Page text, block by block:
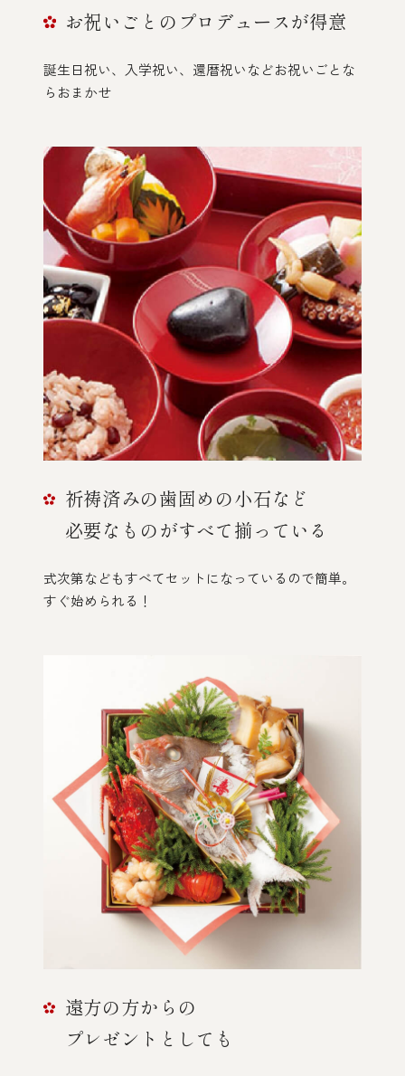
お祝いごとのプロデュースが得意
誕生日祝い、入学祝い、還暦祝いなどお祝いごとな
らおまかせ
祈祷済みの歯固めの小石など
必要なものがすべて揃っている
式次第などもすべてセットになっているので簡単。
すぐ始められる！
遠方の方からの
プレゼントとしても